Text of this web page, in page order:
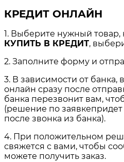
КРЕДИТ ОНЛАЙН
1. Выберите нужный
КУПИТЬ В КРЕДИТ,
2. Заполните форму и
3. В зависимости от
онлайн сразу после
банка перезвонит вам,
(решение по заявкепридет
после звонка из банка).
4. При положительном
свяжется с вами, чтобы
можете получить заказ.